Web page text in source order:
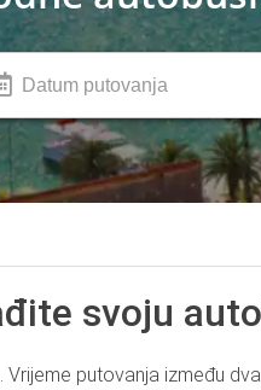
svoju
putovanja između